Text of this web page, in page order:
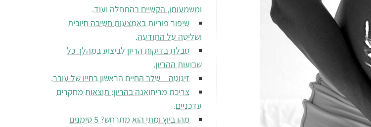
ומשמעותו, הקשיים בהתחלה ועוד.
שיפור פוריות באמצעות חשיבה חיובית
ושליטה על התודעה.
טבלת בדיקות הריון לביצוע במהלך כל
שבועות ההריון.
זיגוטה – שלב החיים הראשון בחייו של עובר.
צריכת מריחואנה בהריון: תוצאות מחקרים
עדכניים.
מהו ביוץ ומתי הוא מתרחש? 5 סימנים